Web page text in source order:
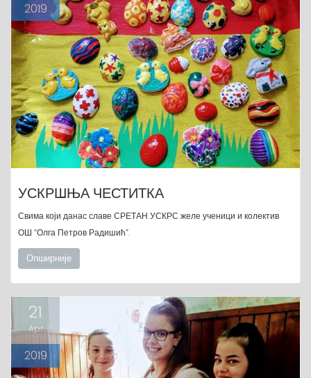
2019
УСКРШЊА ЧЕСТИТКА
Свима који данас славе СРЕТАН УСКРС желе ученици и колектив
ОШ “Олга Петров Радишић”.
Опширније
21
Apr
2019